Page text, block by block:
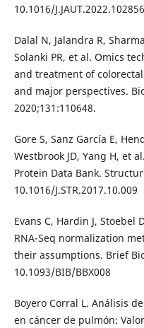
10.1016/J.JAUT.2022.102856
Dalal N, Jalandra R,
Solanki PR, et al. Omics
and treatment of
and major perspectives.
2020;131:110648.
Gore S, Sanz García E,
Westbrook JD, Yang H, et
Protein Data Bank.
10.1016/J.STR.2017.10.009
Evans C, Hardin J,
RNA-Seq normalization
their assumptions. Brief
10.1093/BIB/BBX008
Boyero Corral L. Análisis
en cáncer de pulmón: